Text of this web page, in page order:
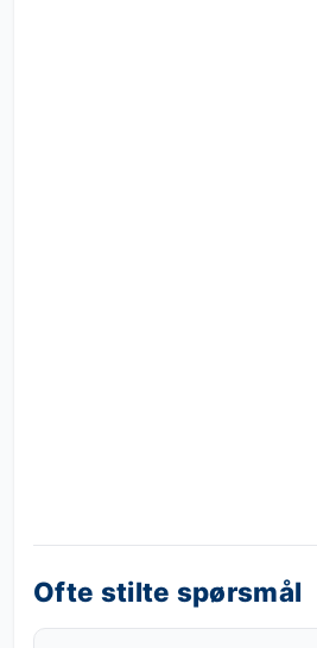
Ofte stilte spørsmål